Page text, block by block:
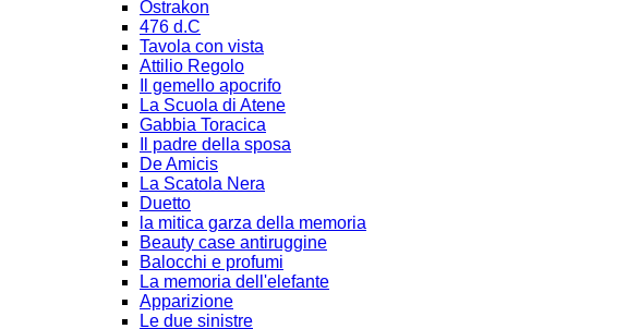
Ostrakon
476 d.C
Tavola con vista
Attilio Regolo
Il gemello apocrifo
La Scuola di Atene
Gabbia Toracica
Il padre della sposa
De Amicis
La Scatola Nera
Duetto
la mitica garza della memoria
Beauty case antiruggine
Balocchi e profumi
La memoria dell'elefante
Apparizione
Le due sinistre